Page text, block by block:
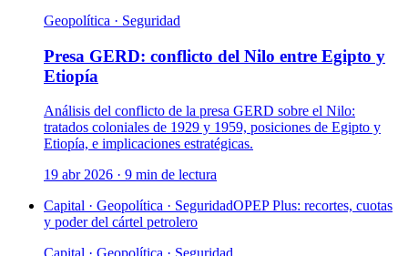
Geopolítica · Seguridad
Presa GERD: conflicto del Nilo entre Egipto y
Etiopía
Análisis del conflicto de la presa GERD sobre el Nilo:
tratados coloniales de 1929 y 1959, posiciones de Egipto y
Etiopía, e implicaciones estratégicas.
19 abr 2026 · 9 min de lectura
Capital · Geopolítica · SeguridadOPEP Plus: recortes, cuotas
y poder del cártel petrolero